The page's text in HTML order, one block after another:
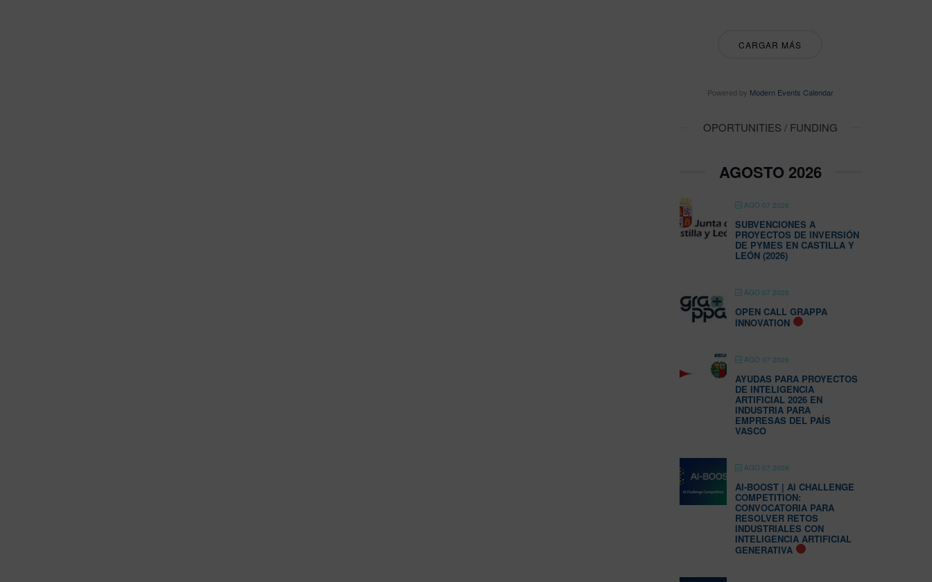
CARGAR MÁS
Powered by Modern Events Calendar
OPORTUNITIES / FUNDING
AGOSTO 2026
AGO 07 2026
SUBVENCIONES A
PROYECTOS DE INVERSIÓN
DE PYMES EN CASTILLA Y
LEÓN (2026)
AGO 07 2026
OPEN CALL GRAPPA
INNOVATION
AGO 07 2026
AYUDAS PARA PROYECTOS
DE INTELIGENCIA
ARTIFICIAL 2026 EN
INDUSTRIA PARA
EMPRESAS DEL PAÍS
VASCO
AGO 07 2026
AI-BOOST | AI CHALLENGE
COMPETITION:
CONVOCATORIA PARA
RESOLVER RETOS
INDUSTRIALES CON
INTELIGENCIA ARTIFICIAL
GENERATIVA